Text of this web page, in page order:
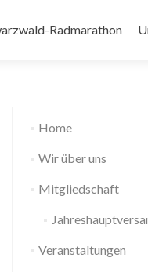
Radmarathon
Home
Wir über uns
Mitgliedschaft
Veranstaltungen